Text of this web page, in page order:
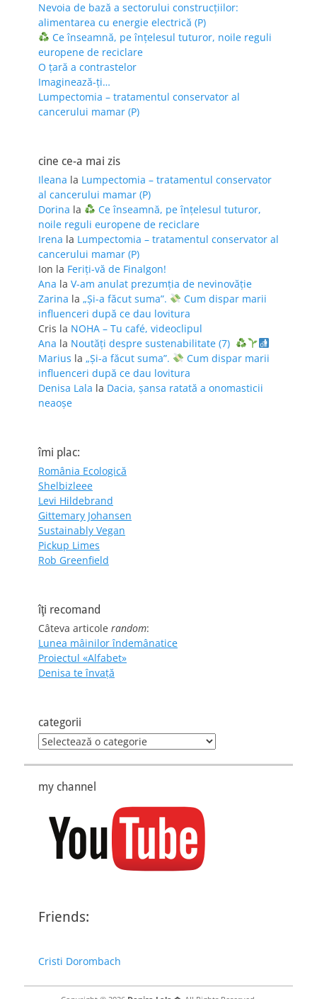
Nevoia de bază a sectorului construcțiilor:
alimentarea cu energie electrică (P)
Ce înseamnă, pe înțelesul tuturor, noile reguli
europene de reciclare
O țară a contrastelor
Imaginează-ți…
Lumpectomia – tratamentul conservator al
cancerului mamar (P)
cine ce-a mai zis
Ileana la Lumpectomia – tratamentul conservator
al cancerului mamar (P)
Dorina la
Ce înseamnă, pe înțelesul tuturor,
noile reguli europene de reciclare
Irena la Lumpectomia – tratamentul conservator al
cancerului mamar (P)
Ion la Feriţi-vă de Finalgon!
Ana la V-am anulat prezumția de nevinovăție
Zarina la „Și-a făcut suma”.
Cum dispar marii
influenceri după ce dau lovitura
Cris la NOHA – Tu café, videoclipul
Ana la Noutăți despre sustenabilitate (7)
Marius la „Și-a făcut suma”.
Cum dispar marii
influenceri după ce dau lovitura
Denisa Lala la Dacia, șansa ratată a onomasticii
neaoșe
îmi plac:
România Ecologică
Shelbizleee
Levi Hildebrand
Gittemary Johansen
Sustainably Vegan
Pickup Limes
Rob Greenfield
îţi recomand
Câteva articole random:
Lunea mâinilor îndemânatice
Proiectul «Alfabet»
Denisa te învaţă
categorii
categorii
my channel
Friends:
Cristi Dorombach